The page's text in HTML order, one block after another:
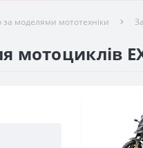
за моделями мототехніки
мотоциклів